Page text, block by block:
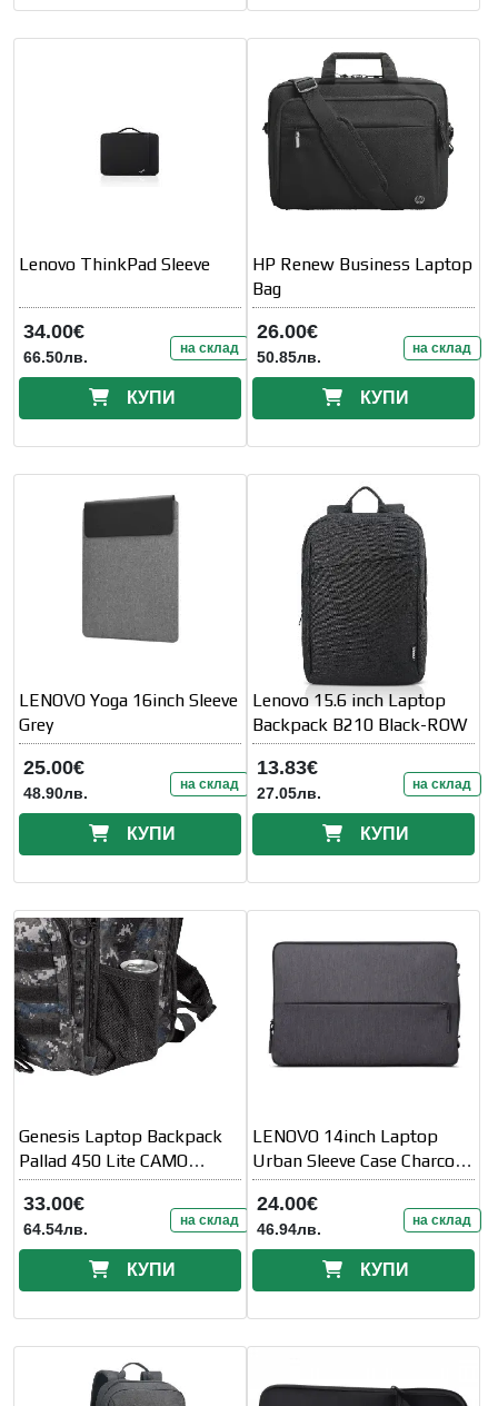
Lenovo ThinkPad Sleeve
34.00€
66.50лв. на склад
КУПИ
HP Renew Business Laptop
Bag
26.00€
50.85лв. на склад
КУПИ
LENOVO Yoga 16inch Sleeve
Grey
25.00€
48.90лв. на склад
КУПИ
Lenovo 15.6 inch Laptop
Backpack B210 Black-ROW
13.83€
27.05лв. на склад
КУПИ
Genesis Laptop Backpack
Pallad 450 Lite CAMO
Military
33.00€
64.54лв. на склад
КУПИ
LENOVO 14inch Laptop
Urban Sleeve Case Charcoal
Grey
24.00€
46.94лв. на склад
КУПИ